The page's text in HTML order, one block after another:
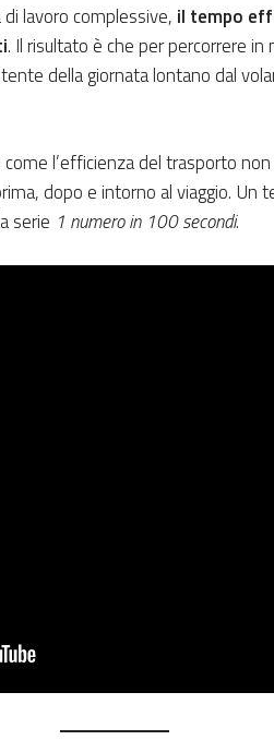
lavoro complessive, il tempo
. Il risultato è che per percorrere
della giornata lontano dal
l’efficienza del trasporto
dopo e intorno al viaggio. Un
serie 1 numero in 100 secondi.